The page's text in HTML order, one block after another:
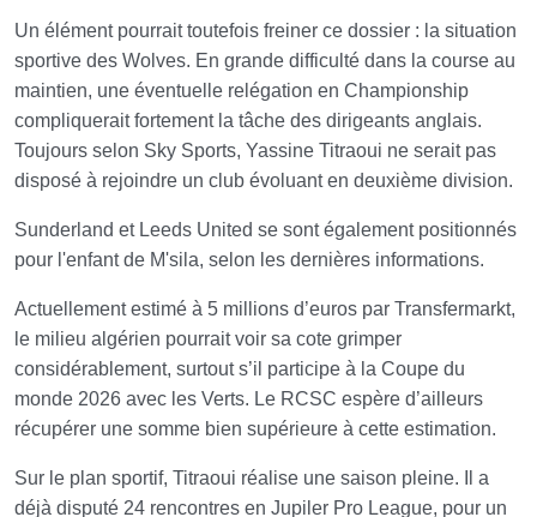
Un élément pourrait toutefois freiner ce dossier : la situation
sportive des Wolves. En grande difficulté dans la course au
maintien, une éventuelle relégation en Championship
compliquerait fortement la tâche des dirigeants anglais.
Toujours selon Sky Sports, Yassine Titraoui ne serait pas
disposé à rejoindre un club évoluant en deuxième division.
Sunderland et Leeds United se sont également positionnés
pour l'enfant de M'sila, selon les dernières informations.
Actuellement estimé à 5 millions d’euros par Transfermarkt,
le milieu algérien pourrait voir sa cote grimper
considérablement, surtout s’il participe à la Coupe du
monde 2026 avec les Verts. Le RCSC espère d’ailleurs
récupérer une somme bien supérieure à cette estimation.
Sur le plan sportif, Titraoui réalise une saison pleine. Il a
déjà disputé 24 rencontres en Jupiler Pro League, pour un